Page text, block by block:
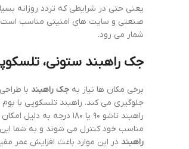
یعنی حتی در شرایطی که تردد روزانه
صنعتی و سایت های امنیتی مناسب است
شمار می رود.
جک راهبند ستونی،
برخی مکان ها نیاز به جک راهبند با
جلوگیری می کند. راهبند تلسکوپی با
راهبند تاشو ۹۰ یا
مناسب خود کنترل می شوند و به شما
راهبند در این موارد باعث افزایش عمر